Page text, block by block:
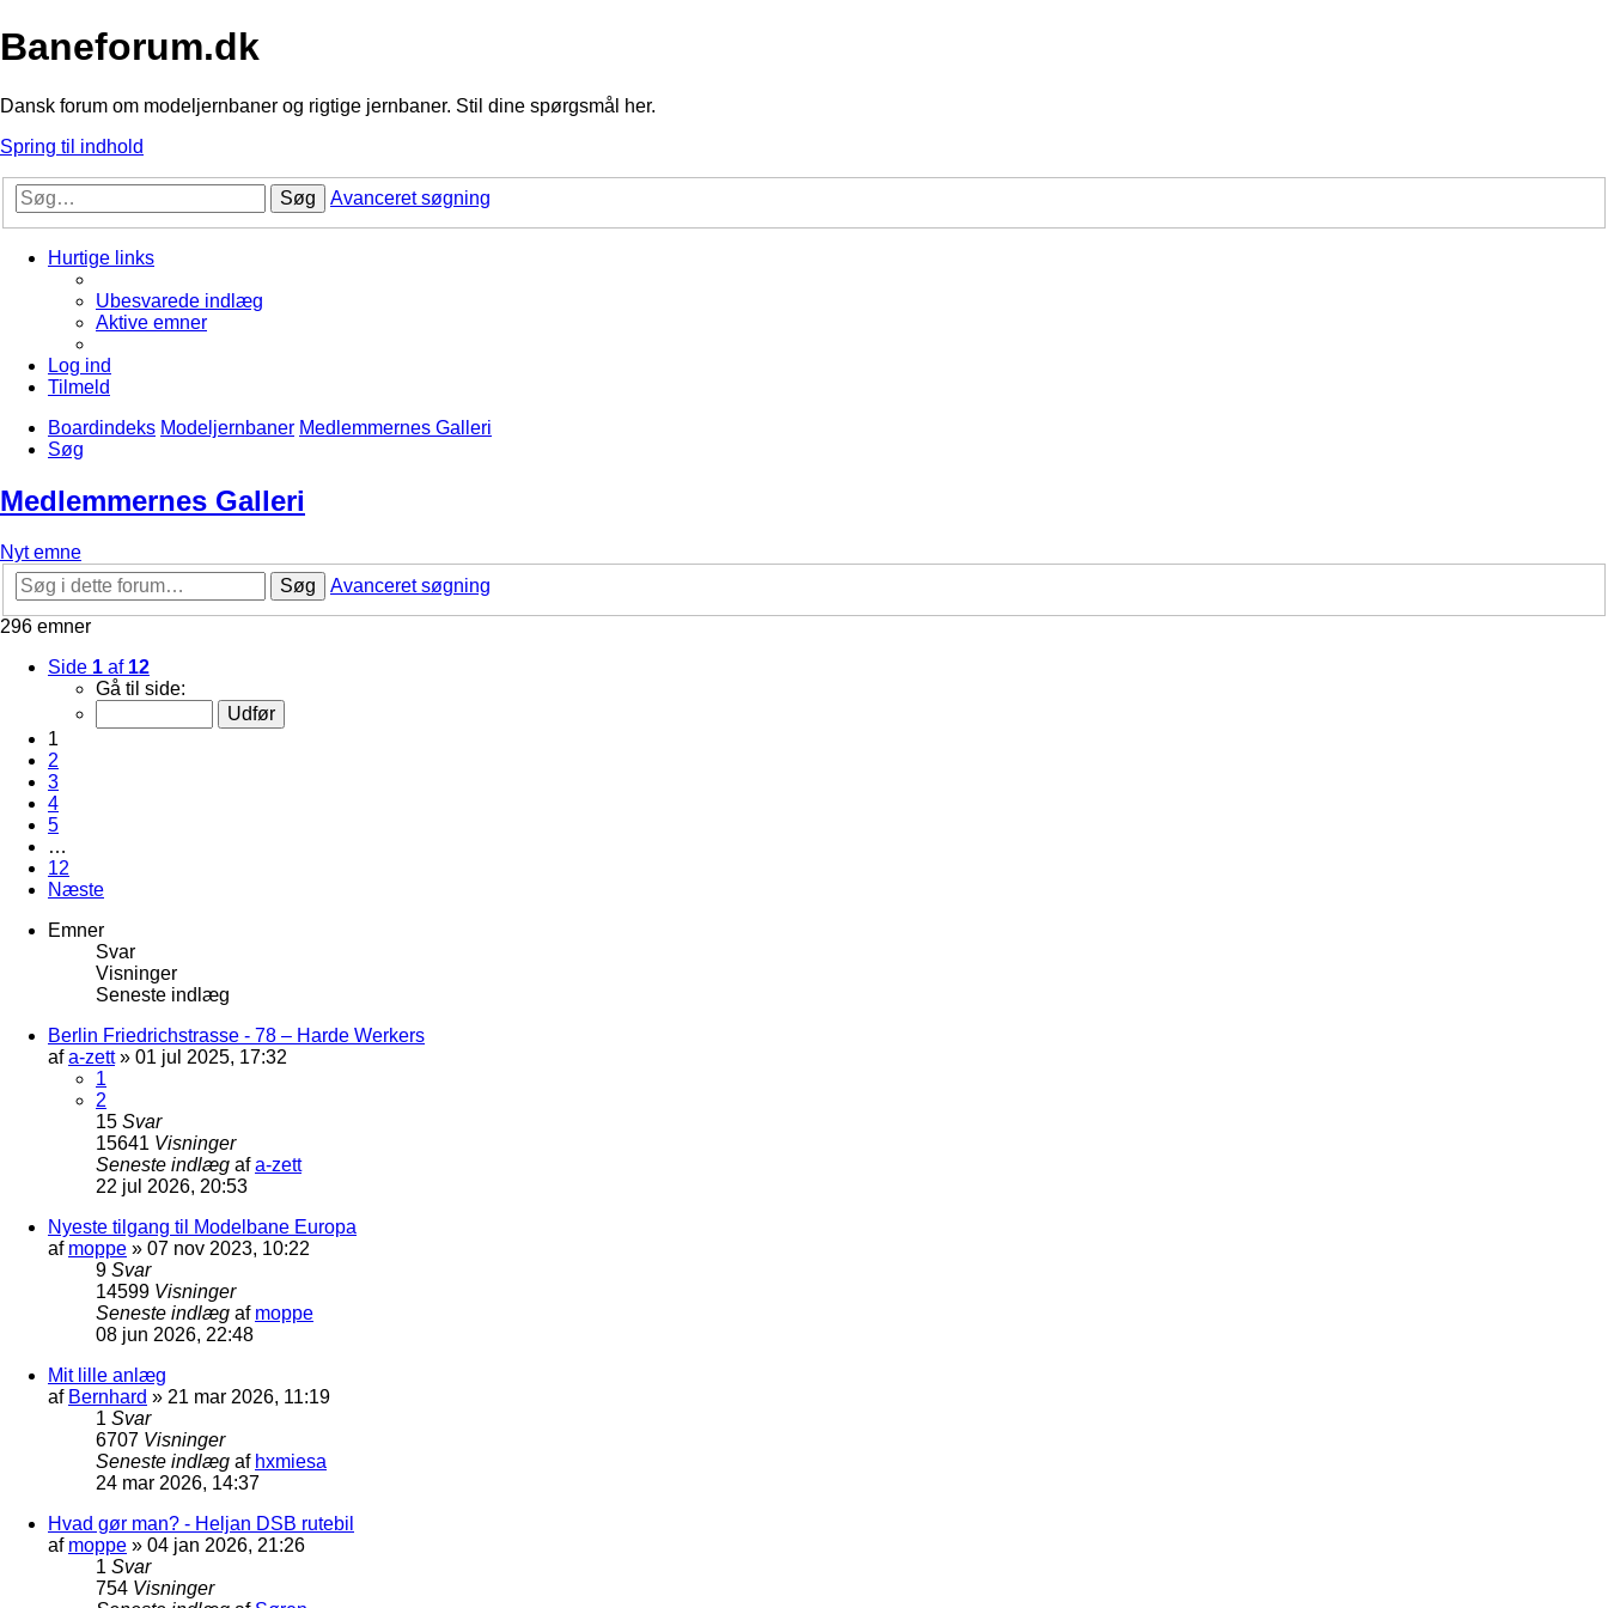
Baneforum.dk
Dansk forum om modeljernbaner og rigtige jernbaner. Stil dine spørgsmål her.
Spring til indhold
Søg Avanceret søgning
Hurtige links
Ubesvarede indlæg
Aktive emner
Log ind
Tilmeld
Boardindeks Modeljernbaner Medlemmernes Galleri
Søg
Medlemmernes Galleri
Nyt emne
Søg
Avanceret søgning
296 emner
Side 1 af 12
Gå til side:
1
2
3
4
5
…
12
Næste
Emner
Svar
Visninger
Seneste indlæg
Berlin Friedrichstrasse - 78 – Harde Werkers
afa-zett» 01 jul 2025, 17:32
1
2
15 Svar
15641 Visninger
Seneste indlæg afa-zett
22 jul 2026, 20:53
Nyeste tilgang til Modelbane Europa
af moppe » 07 nov 2023, 10:22
9 Svar
14599 Visninger
Seneste indlæg af moppe
08 jun 2026, 22:48
Mit lille anlæg
af Bernhard » 21 mar 2026, 11:19
1 Svar
6707 Visninger
Seneste indlæg af hxmiesa
24 mar 2026, 14:37
Hvad gør man? - Heljan DSB rutebil
af moppe » 04 jan 2026, 21:26
1 Svar
754 Visninger